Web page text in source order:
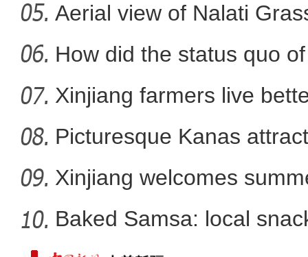
新疆若羌：枣园养鸡
Aerial view of Nalati
How did the status quo
Xinjiang farmers live
Picturesque Kanas
Xinjiang welcomes
Baked Samsa: local